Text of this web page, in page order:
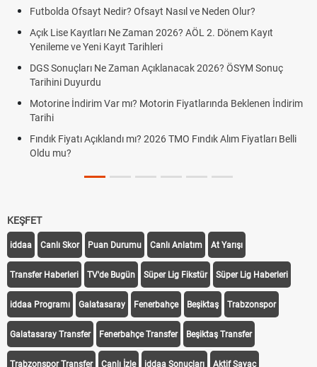
Nedir? Ofsayt Nasıl ve Neden Olur?
Ne Zaman 2026? AÖL 2. Dönem Kayıt
Kayıt Tarihleri
Ne Zaman Açıklanacak 2026? ÖSYM Sonuç
Var mı? Motorin Fiyatlarında Beklenen İndirim
Açıklandı mı? 2026 TMO Fındık Alım Fiyatları Belli
Sigaraya Zam
FENERBAHÇE
Fenerbahçe
Graz link
KEŞFET
iddaa Canlı Skor Puan Durumu Canlı Anlatım At Yarışı
Transfer Haberleri TV'de Bugün Süper Lig Fikstür Süper Lig Haberleri
iddaa Programı Galatasaray Fenerbahçe Beşiktaş Trabzonspor
Galatasaray Transfer Fenerbahçe Transfer Beşiktaş Transfer
Trabzonspor Transfer Canlı İzle iddaa Sonuçları Aktif Sayaç